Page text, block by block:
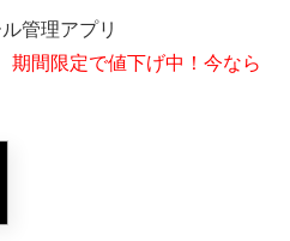
管理アプリ
期間限定で値下げ中！今なら